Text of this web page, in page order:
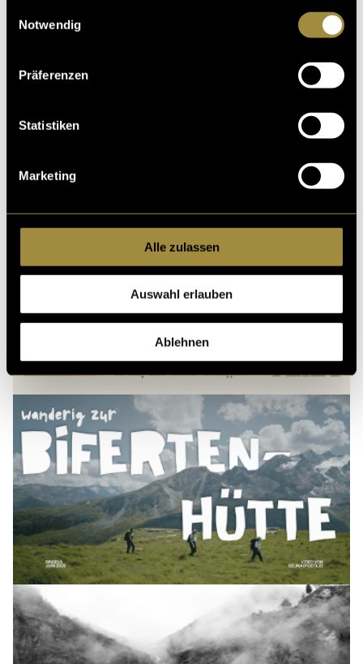
Notwendig
Präferenzen
Statistiken
Marketing
Alle zulassen
Auswahl erlauben
Ablehnen